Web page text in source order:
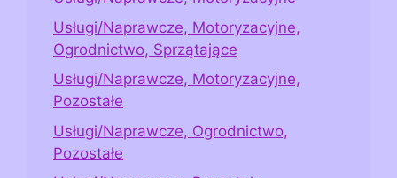
Usługi/Naprawcze, Motoryzacyjne,
Ogrodnictwo, Sprzątające
Usługi/Naprawcze, Motoryzacyjne,
Pozostałe
Usługi/Naprawcze, Ogrodnictwo,
Pozostałe